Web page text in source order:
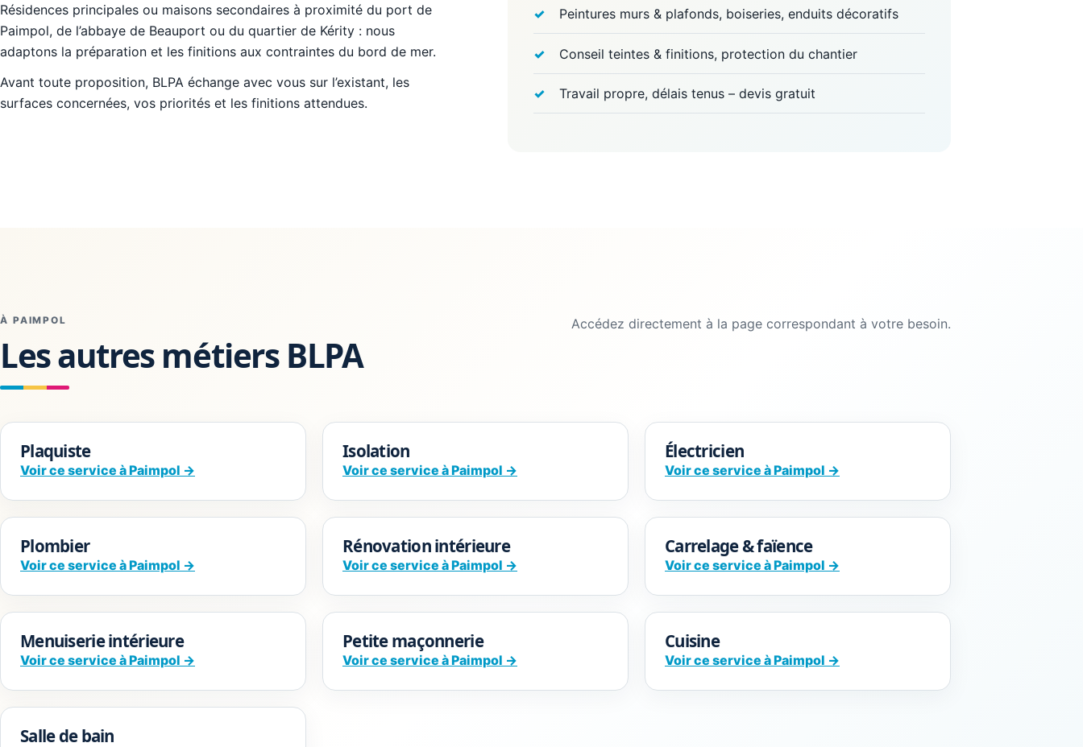
Résidences principales ou maisons secondaires à proximité du port de
Paimpol, de l’abbaye de Beauport ou du quartier de Kérity : nous
adaptons la préparation et les finitions aux contraintes du bord de mer.
Avant toute proposition, BLPA échange avec vous sur l’existant, les
surfaces concernées, vos priorités et les finitions attendues.
Peintures murs & plafonds, boiseries, enduits décoratifs
Conseil teintes & finitions, protection du chantier
Travail propre, délais tenus – devis gratuit
À PAIMPOL
Les autres métiers BLPA
Accédez directement à la page correspondant à votre besoin.
Plaquiste
Voir ce service à Paimpol →
Isolation
Voir ce service à Paimpol →
Électricien
Voir ce service à Paimpol →
Plombier
Voir ce service à Paimpol →
Rénovation intérieure
Voir ce service à Paimpol →
Carrelage & faïence
Voir ce service à Paimpol →
Menuiserie intérieure
Voir ce service à Paimpol →
Petite maçonnerie
Voir ce service à Paimpol →
Cuisine
Voir ce service à Paimpol →
Salle de bain